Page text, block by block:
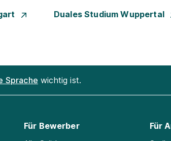
Duales Studium Wuppertal
Sprache wichtig ist.
Für Bewerber
Für